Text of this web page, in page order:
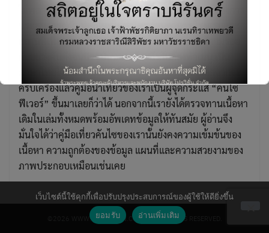
ไม่พลาดไปจนถึงที่เที่ยวแบบอันซีนที่ท้าทาย ขาลุยผู้ต้องการ
ประสบการณ์ที่แปลกใหม่ไม่ซ้ำใคร ร้านอาหาร โรงแรมและ
สถานที่เที่ยวที่พูดถึงในเล่มต่างก็มีผู้อ่านเดินทางไปตามรอย
กันอย่างคับคั่งจนปัจจุบันหลายร้านถึงกับต้องทำเมนู เป็น
ภาษาไทยไว้ให้คนไทยอ่านโดยเฉพาะ เรียกได้ว่านอกจากจะ
ครบเครื่องแล้วคู่มือนำเที่ยวของเราเป็นผู้จุดกระแส “คันไซ
ฟีเวอร์” ขึ้นมาเลยก็ว่าได้ นอกจากนี้เรายังได้ตรวจทานเนื้อหา
เดิมในเล่มทั้งหมดพร้อมอัพเดทข้อมูลให้ทันสมัย ผู้อ่านจึง
มั่นใจได้ว่าคู่มือเที่ยวคันไซของเรานั้นยังคงความเข้มข้นของ
เนื้อหา ความถูกต้องของข้อมูล แผนที่และความสวยงามของ
ภาพประกอบเหมือนเช่นเคย
©2026 WWW.PROVISION.CO.TH. ALL RIGHTS RESERVED.
เว็บไซต์นี้ใช้คุกกี้เพื่อปรับปรุงประสบการณ์ของผู้ใช้ให้ดียิ่งขึ้น
ยอมรับ
อ่านเพิ่มเติม
This will close in7seconds